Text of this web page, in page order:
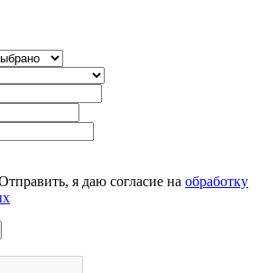
я даю согласие на обработку